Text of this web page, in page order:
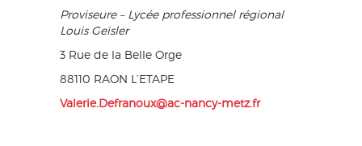
Proviseure – Lycée professionnel régional
Louis Geisler
3 Rue de la Belle Orge
88110 RAON L’ETAPE
Valerie.Defranoux@ac-nancy-metz.fr